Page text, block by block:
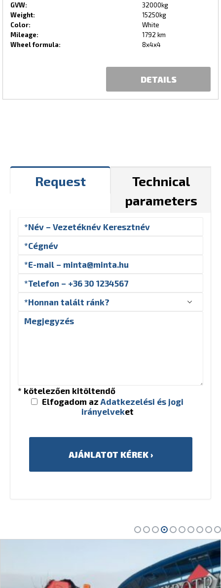
GVW:
32000kg
Weight:
15250kg
Color:
White
Mileage:
1792 km
Wheel formula:
8x4x4
DETAILS
Request
Technical
parameters
* kötelezően kitöltendő
Elfogadom az Adatkezelési és jogi
irányelveket